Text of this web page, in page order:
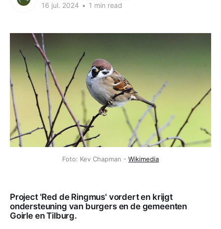
16 jul. 2024 • 1 min read
Foto: Kev Chapman - Wikimedia
Project 'Red de Ringmus' vordert en krijgt
ondersteuning van burgers en de gemeenten
Goirle en Tilburg.